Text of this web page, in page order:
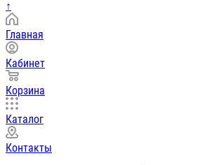
↑
Главная
Кабинет
Корзина
Каталог
Контакты